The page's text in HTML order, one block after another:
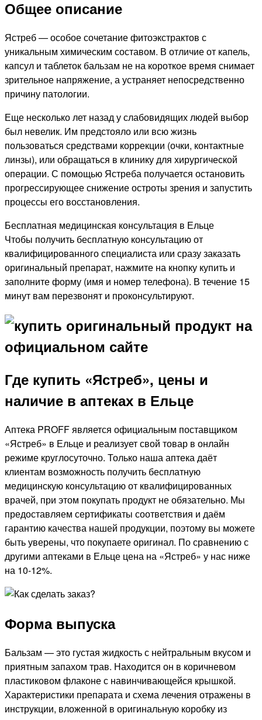
Общее описание
Ястреб — особое сочетание фитоэкстрактов с
уникальным химическим составом. В отличие от капель,
капсул и таблеток бальзам не на короткое время снимает
зрительное напряжение, а устраняет непосредственно
причину патологии.
Еще несколько лет назад у слабовидящих людей выбор
был невелик. Им предстояло или всю жизнь
пользоваться средствами коррекции (очки, контактные
линзы), или обращаться в клинику для хирургической
операции. С помощью Ястреба получается остановить
прогрессирующее снижение остроты зрения и запустить
процессы его восстановления.
Бесплатная медицинская консультация в Ельце
Чтобы получить бесплатную консультацию от
квалифицированного специалиста или сразу заказать
оригинальный препарат, нажмите на кнопку купить и
заполните форму (имя и номер телефона). В течение 15
минут вам перезвонят и проконсультируют.
Где купить «Ястреб», цены и
наличие в аптеках в Ельце
Аптека PROFF является официальным поставщиком
«Ястреб» в Ельце и реализует свой товар в онлайн
режиме круглосуточно. Только наша аптека даёт
клиентам возможность получить бесплатную
медицинскую консультацию от квалифицированных
врачей, при этом покупать продукт не обязательно. Мы
предоставляем сертификаты соответствия и даём
гарантию качества нашей продукции, поэтому вы можете
быть уверены, что покупаете оригинал. По сравнению с
другими аптеками в Ельце цена на «Ястреб» у нас ниже
на 10-12%.
Форма выпуска
Бальзам — это густая жидкость с нейтральным вкусом и
приятным запахом трав. Находится он в коричневом
пластиковом флаконе с навинчивающейся крышкой.
Характеристики препарата и схема лечения отражены в
инструкции, вложенной в оригинальную коробку из